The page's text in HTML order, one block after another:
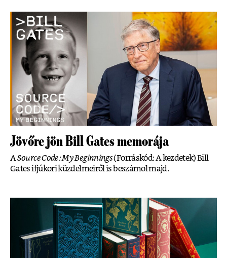
Jövőre jön Bill Gates memorája
ASource Code: My Beginnings(Forráskód: A kezdetek) Bill
Gates ifjúkori küzdelmeiről is beszámol majd.